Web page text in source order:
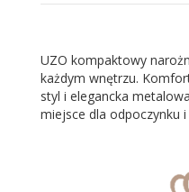
UZO kompaktowy
każdym wnętrzu.
styl i elegancka
miejsce dla odpoczynku i